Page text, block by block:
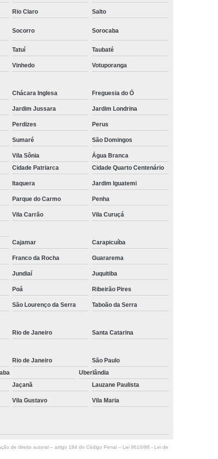
Rio Claro Salto
Socorro Sorocaba
Tatuí Taubaté
Vinhedo Votuporanga
Chácara Inglesa Freguesia do Ó
Jardim Jussara Jardim Londrina
Perdizes Perus
Sumaré São Domingos
Vila Sônia
Água Branca
Cidade Patriarca Cidade Quarto Centenário
Itaquera Jardim Iguatemi
Parque do Carmo Penha
Vila Carrão Vila Curuçá
Cajamar Carapicuíba
Franco da Rocha Guararema
Jundiaí Juquitiba
Poá Ribeirão Pires
São Lourenço da Serra Taboão da Serra
Rio de Janeiro Santa Catarina
Rio de Janeiro
São Paulo
Uberlândia
Jaçanã Lauzane Paulista
Vila Gustavo Vila Maria
de direito autoral – artigo 184 do Código Penal – Lei 9610/98 - Lei de